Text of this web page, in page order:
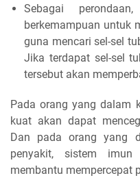
Sebagai
berkemampuan untuk
guna mencari sel-sel
Jika terdapat sel-sel
tersebut akan
Pada orang yang dalam
kuat akan dapat
Dan pada orang yang
penyakit, sistem
membantu mempercepat